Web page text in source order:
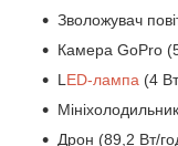
Зволожувач
Камера GoPro
L ED-лампа (4
Дрон (89,2 Вт/